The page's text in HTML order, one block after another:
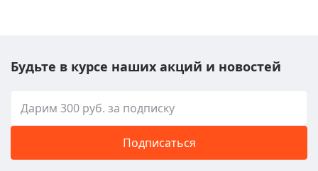
Будьте в курсе наших акций и новостей
Подписаться